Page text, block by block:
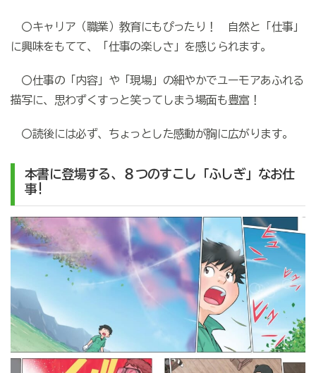
〇キャリア（職業）教育にもぴったり！ 自然と「仕事」
に興味をもてて、「仕事の楽しさ」を感じられます。
〇仕事の「内容」や「現場」の細やかでユーモアあふれる
描写に、思わずくすっと笑ってしまう場面も豊富！
〇読後には必ず、ちょっとした感動が胸に広がります。
本書に登場する、８つのすこし「ふしぎ」なお仕
事!